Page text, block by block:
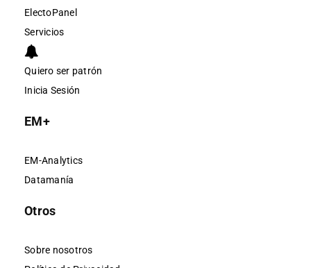
ElectoPanel
Servicios
Quiero ser patrón
Inicia Sesión
EM+
EM-Analytics
Datamanía
Otros
Sobre nosotros